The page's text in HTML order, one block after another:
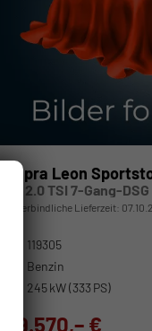
Cupra Leon
VZ 2.0 TSI 7-Gang-
unverbindliche Lieferzeit:
119305
Benzin
245 kW (333 PS)
39.570,– €